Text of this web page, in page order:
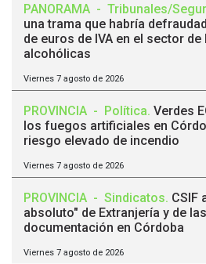
PANORAMA - Tribunales/
una trama que habría
de euros de IVA en el sector de
alcohólicas
Viernes 7 agosto de 2026
PROVINCIA - Política. Verdes
los fuegos artificiales en
riesgo elevado de incendio
Viernes 7 agosto de 2026
PROVINCIA - Sindicatos. CSIF
absoluto" de Extranjería y de
documentación en Córdoba
Viernes 7 agosto de 2026